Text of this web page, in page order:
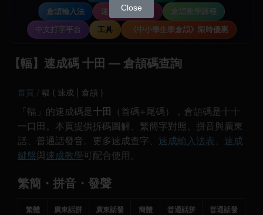
倉頡輸入法
速成輸入法教學
倉頡教學課程
中文打字平台
工具 《中小學生學倉頡》限時優惠
【輻】速成碼 十田 — 倉頡碼查詢
首頁 輻 ( 速成 | 倉頡 )
「輻」的速成碼是 十田
（首碼+尾碼），倉頡碼是十十
一口田。本頁提供拆碼圖解、繁簡字對照、拼音與廣東
話、普通話發音。更多速成查字、 速成輸入法表、 速成
鍵盤與速成教學可配合使用。
繁簡・拼音・發聲
繁體
廣東話拼
廣東話發
簡體
普通話拼
普通話發
Close